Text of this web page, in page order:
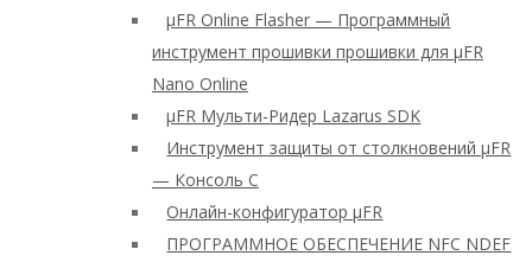
μFR Online Flasher — Программный
инструмент прошивки прошивки для μFR
Nano Online
μFR Мульти-Ридер Lazarus SDK
Инструмент защиты от столкновений μFR
— Консоль C
Онлайн-конфигуратор μFR
ПРОГРАММНОЕ ОБЕСПЕЧЕНИЕ NFC NDEF